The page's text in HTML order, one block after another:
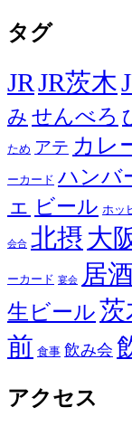
タグ
JRJR茨木
み せんべろ
ため アテ カレ
ーカード ハンバ
ェ ビール ホッ
会合 北摂 大
ーカード 宴会 居
生ビール茨
前 食事 飲み会
アクセス